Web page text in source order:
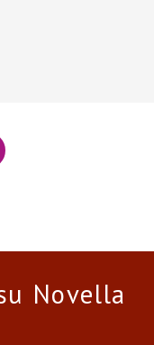
Novella